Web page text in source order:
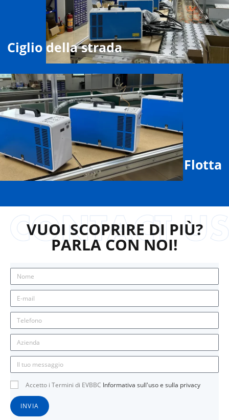
Ciglio della strada
Flotta
VUOI SCOPRIRE DI PIÙ?
PARLA CON NOI!
Accetto i Termini di EVBBC Informativa sull'uso e sulla privacy
INVIA